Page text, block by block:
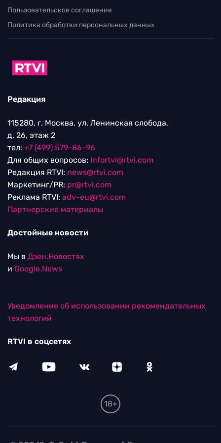
Пользовательское соглашение
Политика обработки персональных данных
Редакция
115280, г. Москва, ул. Ленинская слобода,
д. 26, этаж 2
тел: +7 (499) 579-86-96
Для общих вопросов: Infortvi@rtvi.com
Редакция RTVI: news@rtvi.com
Маркетинг/PR: pr@rtvi.com
Реклама RTVI: adv-eu@rtvi.com
Партнерские материалы
Достойные новости
Мы в Дзен.Новостях
и Google.News
Уведомление об использовании рекомендательных
технологий
RTVI в соцсетях
18+